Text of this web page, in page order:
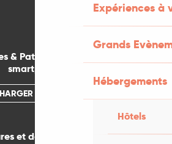
Expériences à
Grands
Hébergements
Hôtels
& Patrimoines sur votre
smartphone
L'APPLICATION
et documentations